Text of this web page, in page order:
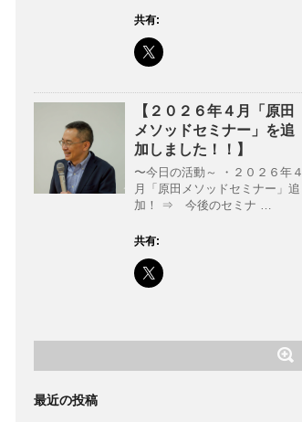
共有:
【２０２６年４月「原田
メソッドセミナー」を追
加しました！！】
〜今日の活動～ ・２０２６年４
月「原田メソッドセミナー」追
加！ ⇒ 今後のセミナ …
共有:
最近の投稿